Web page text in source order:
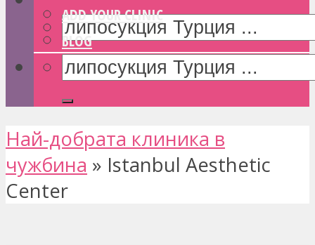
ADD YOUR CLINIC
BLOG
Най-добрата клиника в
чужбина » Istanbul Aesthetic
Center